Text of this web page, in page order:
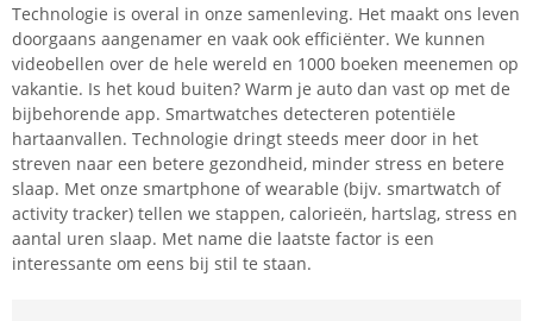
Technologie is overal in onze samenleving. Het maakt ons leven
doorgaans aangenamer en vaak ook efficiënter. We kunnen
videobellen over de hele wereld en 1000 boeken meenemen op
vakantie. Is het koud buiten? Warm je auto dan vast op met de
bijbehorende app. Smartwatches detecteren potentiële
hartaanvallen. Technologie dringt steeds meer door in het
streven naar een betere gezondheid, minder stress en betere
slaap. Met onze smartphone of wearable (bijv. smartwatch of
activity tracker) tellen we stappen, calorieën, hartslag, stress en
aantal uren slaap. Met name die laatste factor is een
interessante om eens bij stil te staan.